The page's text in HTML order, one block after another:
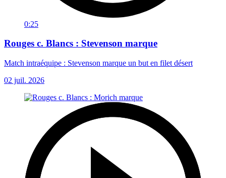
0:25
Rouges c. Blancs : Stevenson marque
Match intraéquipe : Stevenson marque un but en filet désert
02 juil. 2026